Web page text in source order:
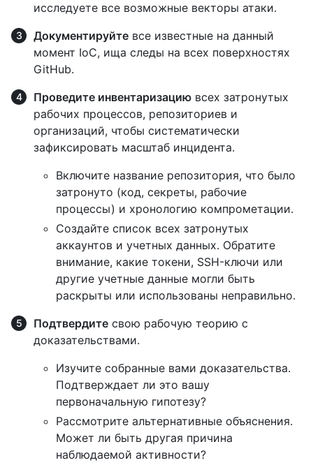
исследуете все возможные векторы атаки.
Документируйте все известные на данный
момент IoC, ища следы на всех поверхностях
GitHub.
Проведите инвентаризацию всех затронутых
рабочих процессов, репозиториев и
организаций, чтобы систематически
зафиксировать масштаб инцидента.
Включите название репозитория, что было
затронуто (код, секреты, рабочие
процессы) и хронологию компрометации.
Создайте список всех затронутых
аккаунтов и учетных данных. Обратите
внимание, какие токени, SSH-ключи или
другие учетные данные могли быть
раскрыты или использованы неправильно.
Подтвердите свою рабочую теорию с
доказательствами.
Изучите собранные вами доказательства.
Подтверждает ли это вашу
первоначальную гипотезу?
Рассмотрите альтернативные объяснения.
Может ли быть другая причина
наблюдаемой активности?